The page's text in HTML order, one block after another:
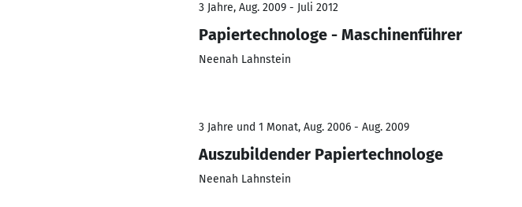
3 Jahre, Aug. 2009 - Juli 2012
Papiertechnologe - Maschinenführer
Neenah Lahnstein
3 Jahre und 1 Monat, Aug. 2006 - Aug. 2009
Auszubildender Papiertechnologe
Neenah Lahnstein